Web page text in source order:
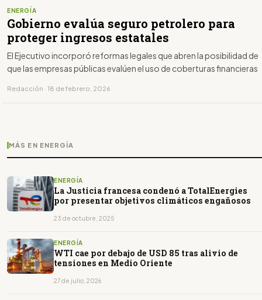
ENERGÍA
Gobierno evalúa seguro petrolero para
proteger ingresos estatales
El Ejecutivo incorporó reformas legales que abren la posibilidad de
que las empresas públicas evalúen el uso de coberturas financieras
Redacción · 18 de febrero, 2026
MÁS EN ENERGÍA
ENERGÍA
La Justicia francesa condenó a TotalEnergies
por presentar objetivos climáticos engañosos
23 de octubre, 2025
ENERGÍA
WTI cae por debajo de USD 85 tras alivio de
tensiones en Medio Oriente
27 de julio, 2026